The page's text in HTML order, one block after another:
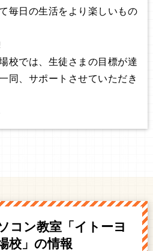
毎日の生活をより楽しいもの
校では、生徒さまの目標が達
同、サポートさせていただき
コン教室「イトーヨ
校」の情報